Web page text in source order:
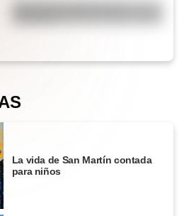
¿Por qué el jabón forma
La vida de San Martín contada
para niños